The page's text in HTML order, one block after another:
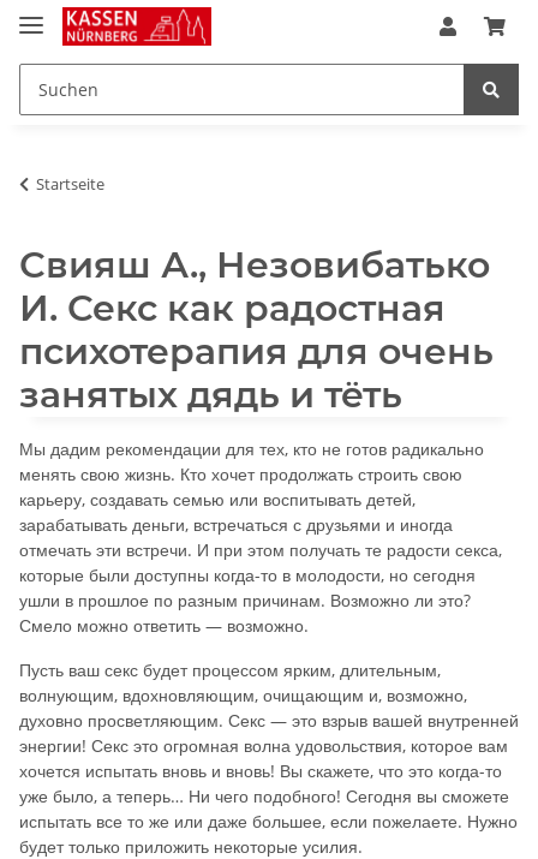
Startseite
Свияш А., Незовибатько
И. Секс как радостная
психотерапия для очень
занятых дядь и тёть
Мы дадим рекомендации для тех, кто не готов радикально
менять свою жизнь. Кто хочет продолжать строить свою
карьеру, создавать семью или воспитывать детей,
зарабатывать деньги, встречаться с друзьями и иногда
отмечать эти встречи. И при этом получать те радости секса,
которые были доступны когда-то в молодости, но сегодня
ушли в прошлое по разным причинам. Возможно ли это?
Смело можно ответить — возможно.
Пусть ваш секс будет процессом ярким, длительным,
волнующим, вдохновляющим, очищающим и, возможно,
духовно просветляющим. Секс — это взрыв вашей внутренней
энергии! Секс это огромная волна удовольствия, которое вам
хочется испытать вновь и вновь! Вы скажете, что это когда-то
уже было, а теперь… Ни чего подобного! Сегодня вы сможете
испытать все то же или даже большее, если пожелаете. Нужно
будет только приложить некоторые усилия.